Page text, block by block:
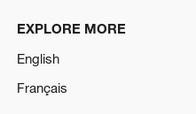
EXPLORE MORE
English
Français